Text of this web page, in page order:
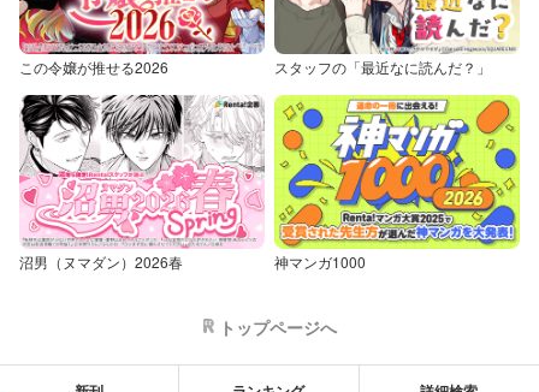
この令嬢が推せる2026 スタッフの「最近なに読んだ？」
沼男（ヌマダン）2026春 神マンガ1000
トップページへ